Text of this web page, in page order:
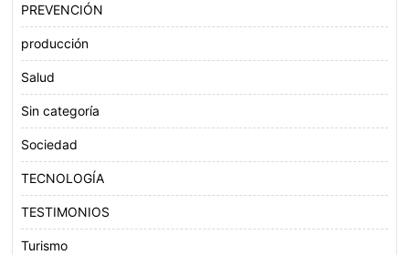
PREVENCIÓN
producción
Salud
Sin categoría
Sociedad
TECNOLOGÍA
TESTIMONIOS
Turismo